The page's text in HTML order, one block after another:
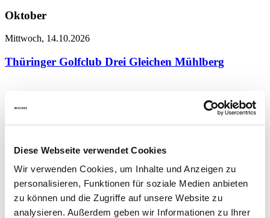
Diese Webseite verwendet Cookies
Wir verwenden Cookies, um Inhalte und Anzeigen zu
personalisieren, Funktionen für soziale Medien anbieten
zu können und die Zugriffe auf unsere Website zu
analysieren. Außerdem geben wir Informationen zu Ihrer
Oktober
Mittwoch, 14.10.2026
Thüringer Golfclub Drei Gleichen Mühlberg
Mittwoch, 01.07.2026
Mittwoch, 29.07.2026
August
Mittwoch, 05.08.2026
Mittwoch, 19.08.2026